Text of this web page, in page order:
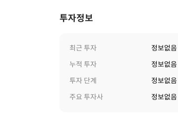
투자정보
최근 투자
정보없음
누적 투자
정보없음
투자 단계
정보없음
주요 투자사
정보없음